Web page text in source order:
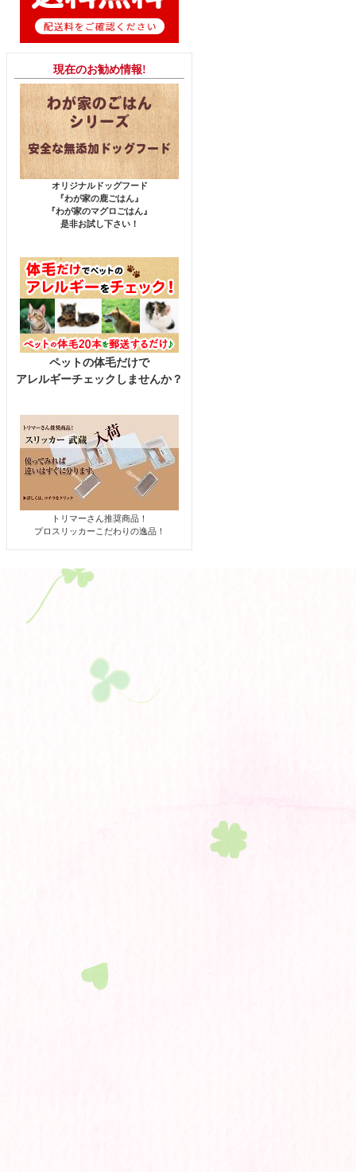
現在のお勧め情報!
オリジナルドッグフード
『わが家の鹿ごはん』
『わが家のマグロごはん』
是非お試し下さい！
ペットの体毛だけで
アレルギーチェックしませんか？
トリマーさん推奨商品！
プロスリッカーこだわりの逸品！